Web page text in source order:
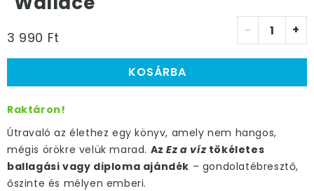
3 990 Ft - +
KOSÁRBA
Raktáron!
Útravaló az élethez egy könyv, amely nem hangos,
mégis örökre velük marad. AzEz a víz tökéletes
ballagási vagy diploma ajándék – gondolatébresztő,
őszinte és mélyen emberi.